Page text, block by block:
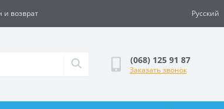
и возврат Русский
(068) 125 91 87
Заказать звонок